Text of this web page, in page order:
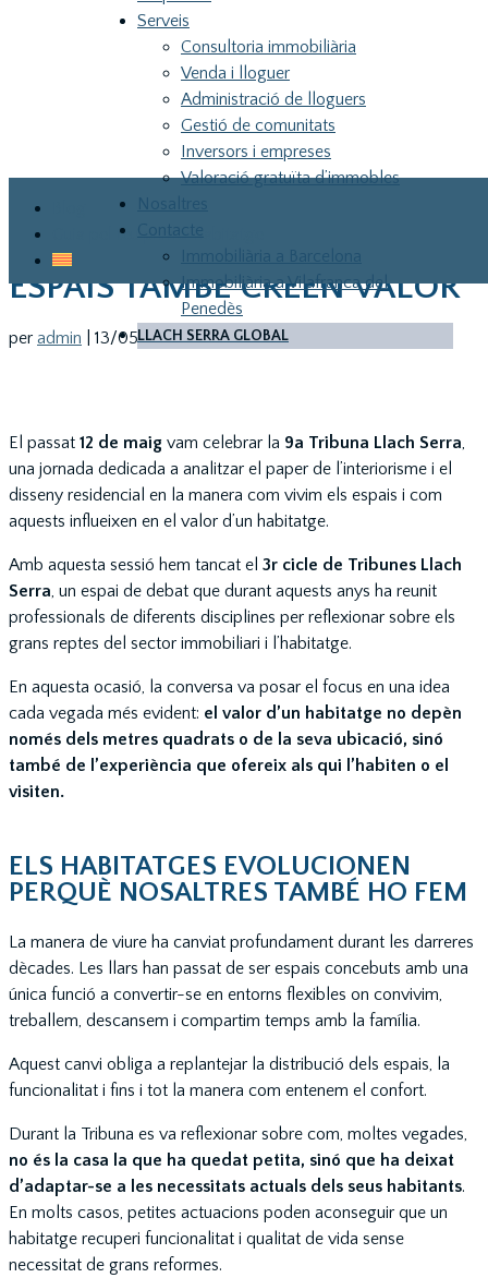
Guia pel teu primer habitatge
Serveis
Consultoria immobiliària
Venda i lloguer
Administració de lloguers
Gestió de comunitats
Inversors i empreses
Valoració gratuïta d’immobles
Nosaltres
Contacte
Immobiliària a Barcelona
Immobiliària a Vilafranca del
Penedès
LLACH SERRA GLOBAL
INTERIORISME I DISSENY
RESIDENCIAL: QUAN ELS
ESPAIS TAMBÉ CREEN VALOR
per admin 13/05/2026|Tribunes Llach Serra
El passat 12 de maig vam celebrar la 9a Tribuna Llach Serra,
una jornada dedicada a analitzar el paper de l’interiorisme i el
disseny residencial en la manera com vivim els espais i com
aquests influeixen en el valor d’un habitatge.
Amb aquesta sessió hem tancat el 3r cicle de Tribunes Llach
Serra, un espai de debat que durant aquests anys ha reunit
professionals de diferents disciplines per reflexionar sobre els
grans reptes del sector immobiliari i l’habitatge.
En aquesta ocasió, la conversa va posar el focus en una idea
cada vegada més evident: el valor d’un habitatge no depèn
només dels metres quadrats o de la seva ubicació, sinó
també de l’experiència que ofereix als qui l’habiten o el
visiten.
ELS HABITATGES EVOLUCIONEN
PERQUÈ NOSALTRES TAMBÉ HO FEM
La manera de viure ha canviat profundament durant les darreres
dècades. Les llars han passat de ser espais concebuts amb una
única funció a convertir-se en entorns flexibles on convivim,
treballem, descansem i compartim temps amb la família.
Aquest canvi obliga a replantejar la distribució dels espais, la
funcionalitat i fins i tot la manera com entenem el confort.
Durant la Tribuna es va reflexionar sobre com, moltes vegades,
no és la casa la que ha quedat petita, sinó que ha deixat
d’adaptar-se a les necessitats actuals dels seus habitants.
En molts casos, petites actuacions poden aconseguir que un
habitatge recuperi funcionalitat i qualitat de vida sense
necessitat de grans reformes.